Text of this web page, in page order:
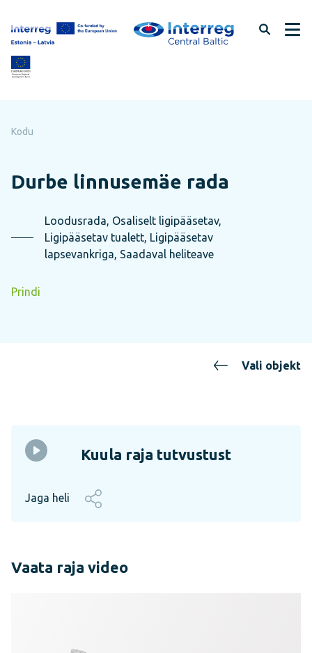
lehe
sisu
vahele
Kodu
Durbe linnusemäe rada
Loodusrada, Osaliselt ligipääsetav,
Ligipääsetav tualett, Ligipääsetav
lapsevankriga, Saadaval heliteave
Prindi
Vali objekt
Kuula raja tutvustust
Jaga heli
Vaata raja video